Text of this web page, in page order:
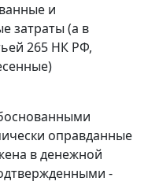
и
затраты (а в
265 НК РФ,
оправданные
в денежной
-